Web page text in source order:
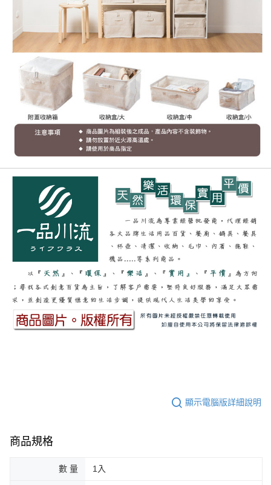
顯示電腦版詳細說明
商品規格
數 量 1入